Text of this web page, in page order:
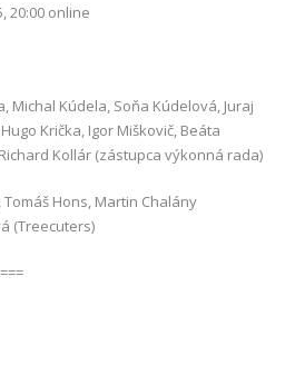
20:00 online
Michal Kúdela, Soňa Kúdelová, Juraj
Krička, Igor Miškovič, Beáta
Kollár (zástupca výkonná rada)
Hons, Martin Chalány
(Treecuters)